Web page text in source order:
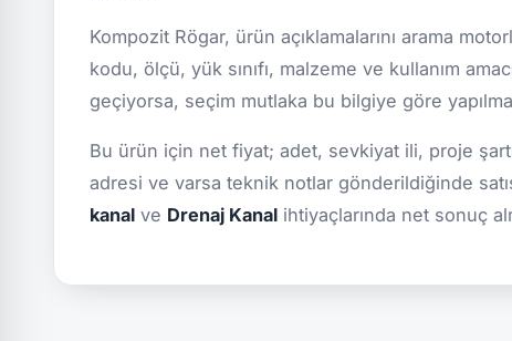
Kompozit Rögar, ürün açıklamalarını arama
kodu, ölçü, yük sınıfı, malzeme ve kullanım
geçiyorsa, seçim mutlaka bu bilgiye göre
Bu ürün için net fiyat; adet, sevkiyat ili, proje
adresi ve varsa teknik notlar gönderildiğinde
kanal ve Drenaj Kanal ihtiyaçlarında net sonuç